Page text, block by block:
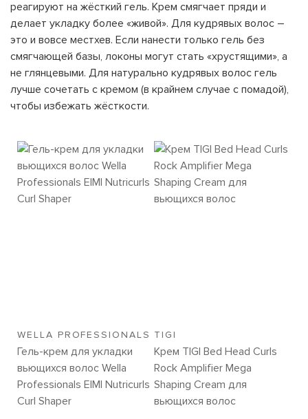
реагируют на жёсткий гель. Крем смягчает пряди и
делает укладку более «живой». Для кудрявых волос –
это и вовсе местхев. Если нанести только гель без
смягчающей базы, локоны могут стать «хрустящими», а
не глянцевыми. Для натурально кудрявых волос гель
лучше сочетать с кремом (в крайнем случае с помадой),
чтобы избежать жёсткости.
WELLA PROFESSIONALS
Гель-крем для укладки
вьющихся волос Wella
Professionals EIMI Nutricurls
Curl Shaper
TIGI
Крем TIGI Bed Head Curls
Rock Amplifier Mega
Shaping Cream для
вьющихся волос